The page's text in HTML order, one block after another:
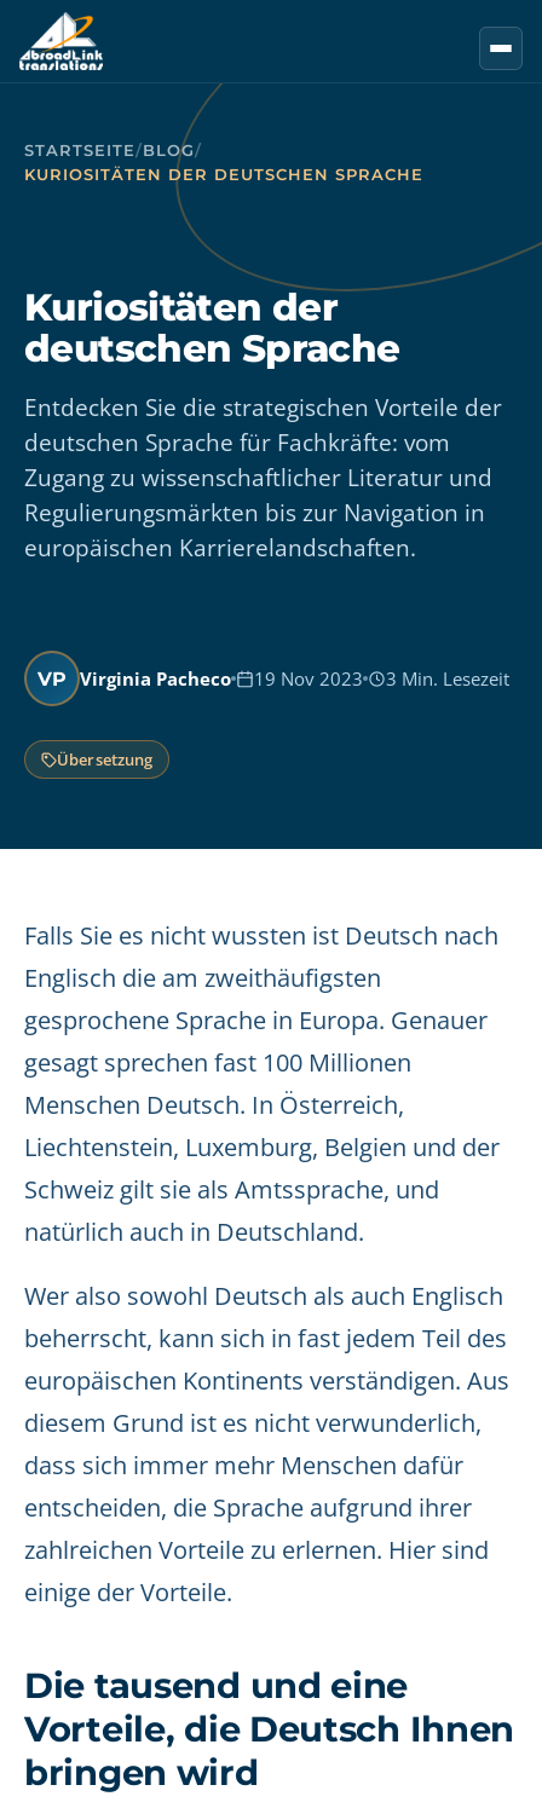
Zum Hauptinhalt springen
STARTSEITE/BLOG/
KURIOSITÄTEN DER DEUTSCHEN SPRACHE
Kuriositäten der
deutschen Sprache
Entdecken Sie die strategischen Vorteile der
deutschen Sprache für Fachkräfte: vom
Zugang zu wissenschaftlicher Literatur und
Regulierungsmärkten bis zur Navigation in
europäischen Karrierelandschaften.
VP Virginia Pacheco 19 Nov 2023 3 Min. Lesezeit
Übersetzung
Falls Sie es nicht wussten ist Deutsch nach
Englisch die am zweithäufigsten
gesprochene Sprache in Europa. Genauer
gesagt sprechen fast 100 Millionen
Menschen Deutsch. In Österreich,
Liechtenstein, Luxemburg, Belgien und der
Schweiz gilt sie als Amtssprache, und
natürlich auch in Deutschland.
Wer also sowohl Deutsch als auch Englisch
beherrscht, kann sich in fast jedem Teil des
europäischen Kontinents verständigen. Aus
diesem Grund ist es nicht verwunderlich,
dass sich immer mehr Menschen dafür
entscheiden, die Sprache aufgrund ihrer
zahlreichen Vorteile zu erlernen. Hier sind
einige der Vorteile.
Die tausend und eine
Vorteile, die Deutsch Ihnen
bringen wird